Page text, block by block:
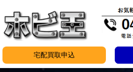
ン
テ
ン
ツ
宅配買取申込